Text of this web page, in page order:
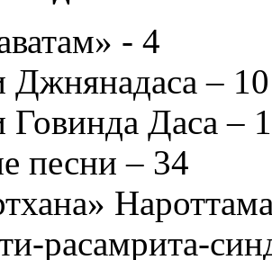
- 4
Джнянадаса –
Говинда Даса –
песни – 34
расамрита-